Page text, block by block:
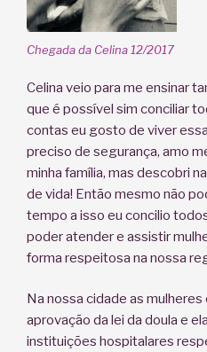
Chegada da Celina 12/2017
Celina veio para me ensinar
que é possível sim conciliar
contas eu gosto de viver
preciso de segurança, amo
minha família, mas descobri
de vida! Então mesmo não
tempo a isso eu concilio
poder atender e assistir
forma respeitosa na nossa
Na nossa cidade as
aprovação da lei da doula e
instituições hospitalares